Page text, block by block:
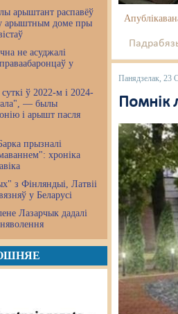
арыштант распавёў
арыштным доме пры
не асуджалі
у
ў 2022-м і 2024-
— былы
і арышт пасля
прызналі
хроніка
з Фінляндыі, Латвіі
у Беларусі
Лазарчык дадалі
Панядзелак, 23
Помнік